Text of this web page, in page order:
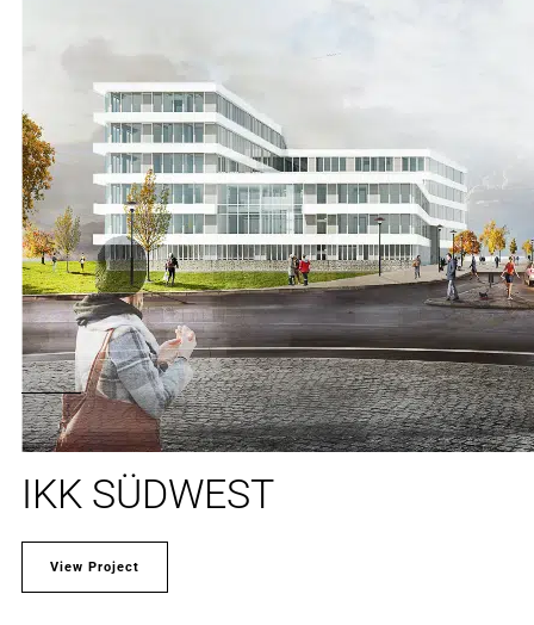
IKK SÜDWEST
View Project